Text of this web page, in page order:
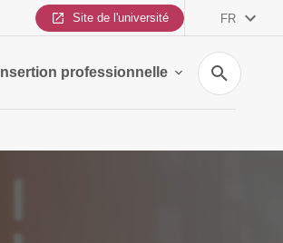
Site de l'université FR
Insertion professionnelle
Recherche